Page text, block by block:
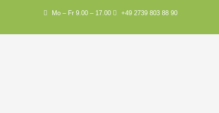
Mo – Fr 9.00 – 17.00 +49 2739 803 88 90